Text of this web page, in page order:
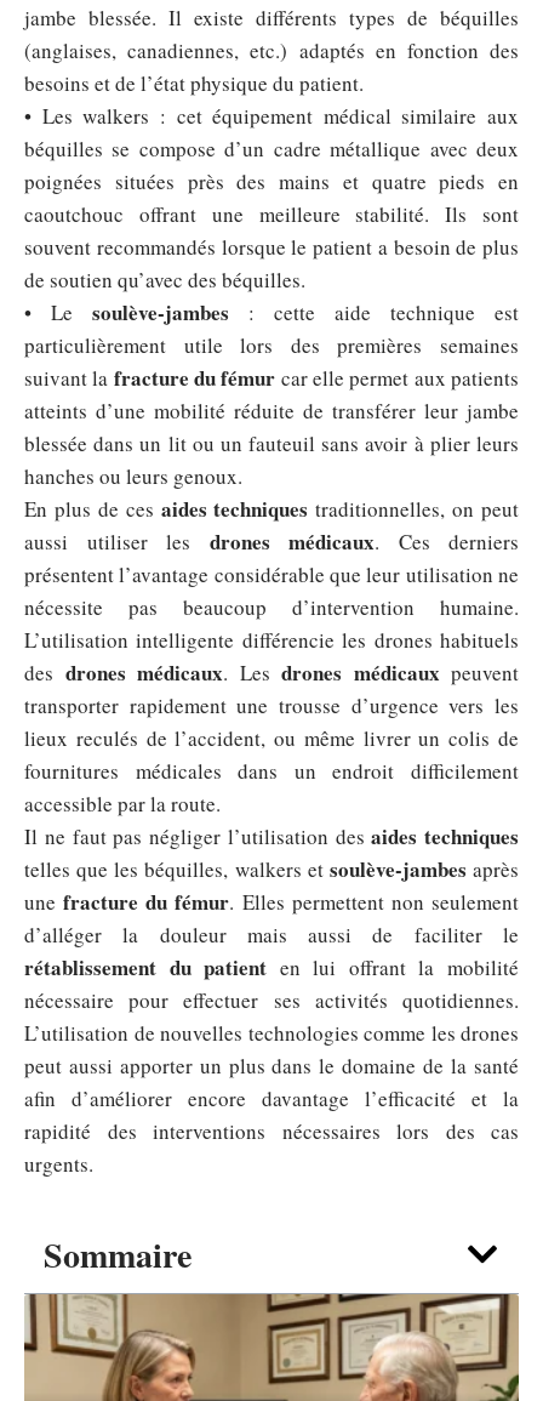
Sommaire
jambe blessée. Il existe différents types de béquilles
(anglaises, canadiennes, etc.) adaptés en fonction des
besoins et de l’état physique du patient.
• Les walkers : cet équipement médical similaire aux
béquilles se compose d’un cadre métallique avec deux
poignées situées près des mains et quatre pieds en
caoutchouc offrant une meilleure stabilité. Ils sont
souvent recommandés lorsque le patient a besoin de plus
de soutien qu’avec des béquilles.
• Le soulève-jambes : cette aide technique est
particulièrement utile lors des premières semaines
suivant la fracture du fémur car elle permet aux patients
atteints d’une mobilité réduite de transférer leur jambe
blessée dans un lit ou un fauteuil sans avoir à plier leurs
hanches ou leurs genoux.
En plus de ces aides techniques traditionnelles, on peut
aussi utiliser les drones médicaux. Ces derniers
présentent l’avantage considérable que leur utilisation ne
nécessite pas beaucoup d’intervention humaine.
L’utilisation intelligente différencie les drones habituels
des drones médicaux. Les drones médicaux peuvent
transporter rapidement une trousse d’urgence vers les
lieux reculés de l’accident, ou même livrer un colis de
fournitures médicales dans un endroit difficilement
accessible par la route.
Il ne faut pas négliger l’utilisation desaides techniques
telles que les béquilles, walkers et soulève-jambes après
unefracture du fémur. Elles permettent non seulement
d’alléger la douleur mais aussi de faciliter le
rétablissement du patient en lui offrant la mobilité
nécessaire pour effectuer ses activités quotidiennes.
L’utilisation de nouvelles technologies comme les drones
peut aussi apporter un plus dans le domaine de la santé
afin d’améliorer encore davantage l’efficacité et la
rapidité des interventions nécessaires lors des cas
urgents.